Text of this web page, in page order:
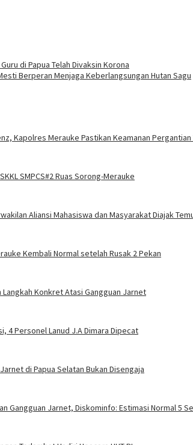
di Papua Telah Divaksin Korona
Berperan Menjaga Keberlangsungan Hutan Sagu
Kapolres Merauke Pastikan Keamanan Pergantian
SMPCS#2 Ruas Sorong-Merauke
Aliansi Mahasiswa dan Masyarakat Diajak
Kembali Normal setelah Rusak 2 Pekan
Konkret Atasi Gangguan Jarnet
4 Personel Lanud J.A Dimara Dipecat
di Papua Selatan Bukan Disengaja
Gangguan Jarnet, Diskominfo: Estimasi Normal 5